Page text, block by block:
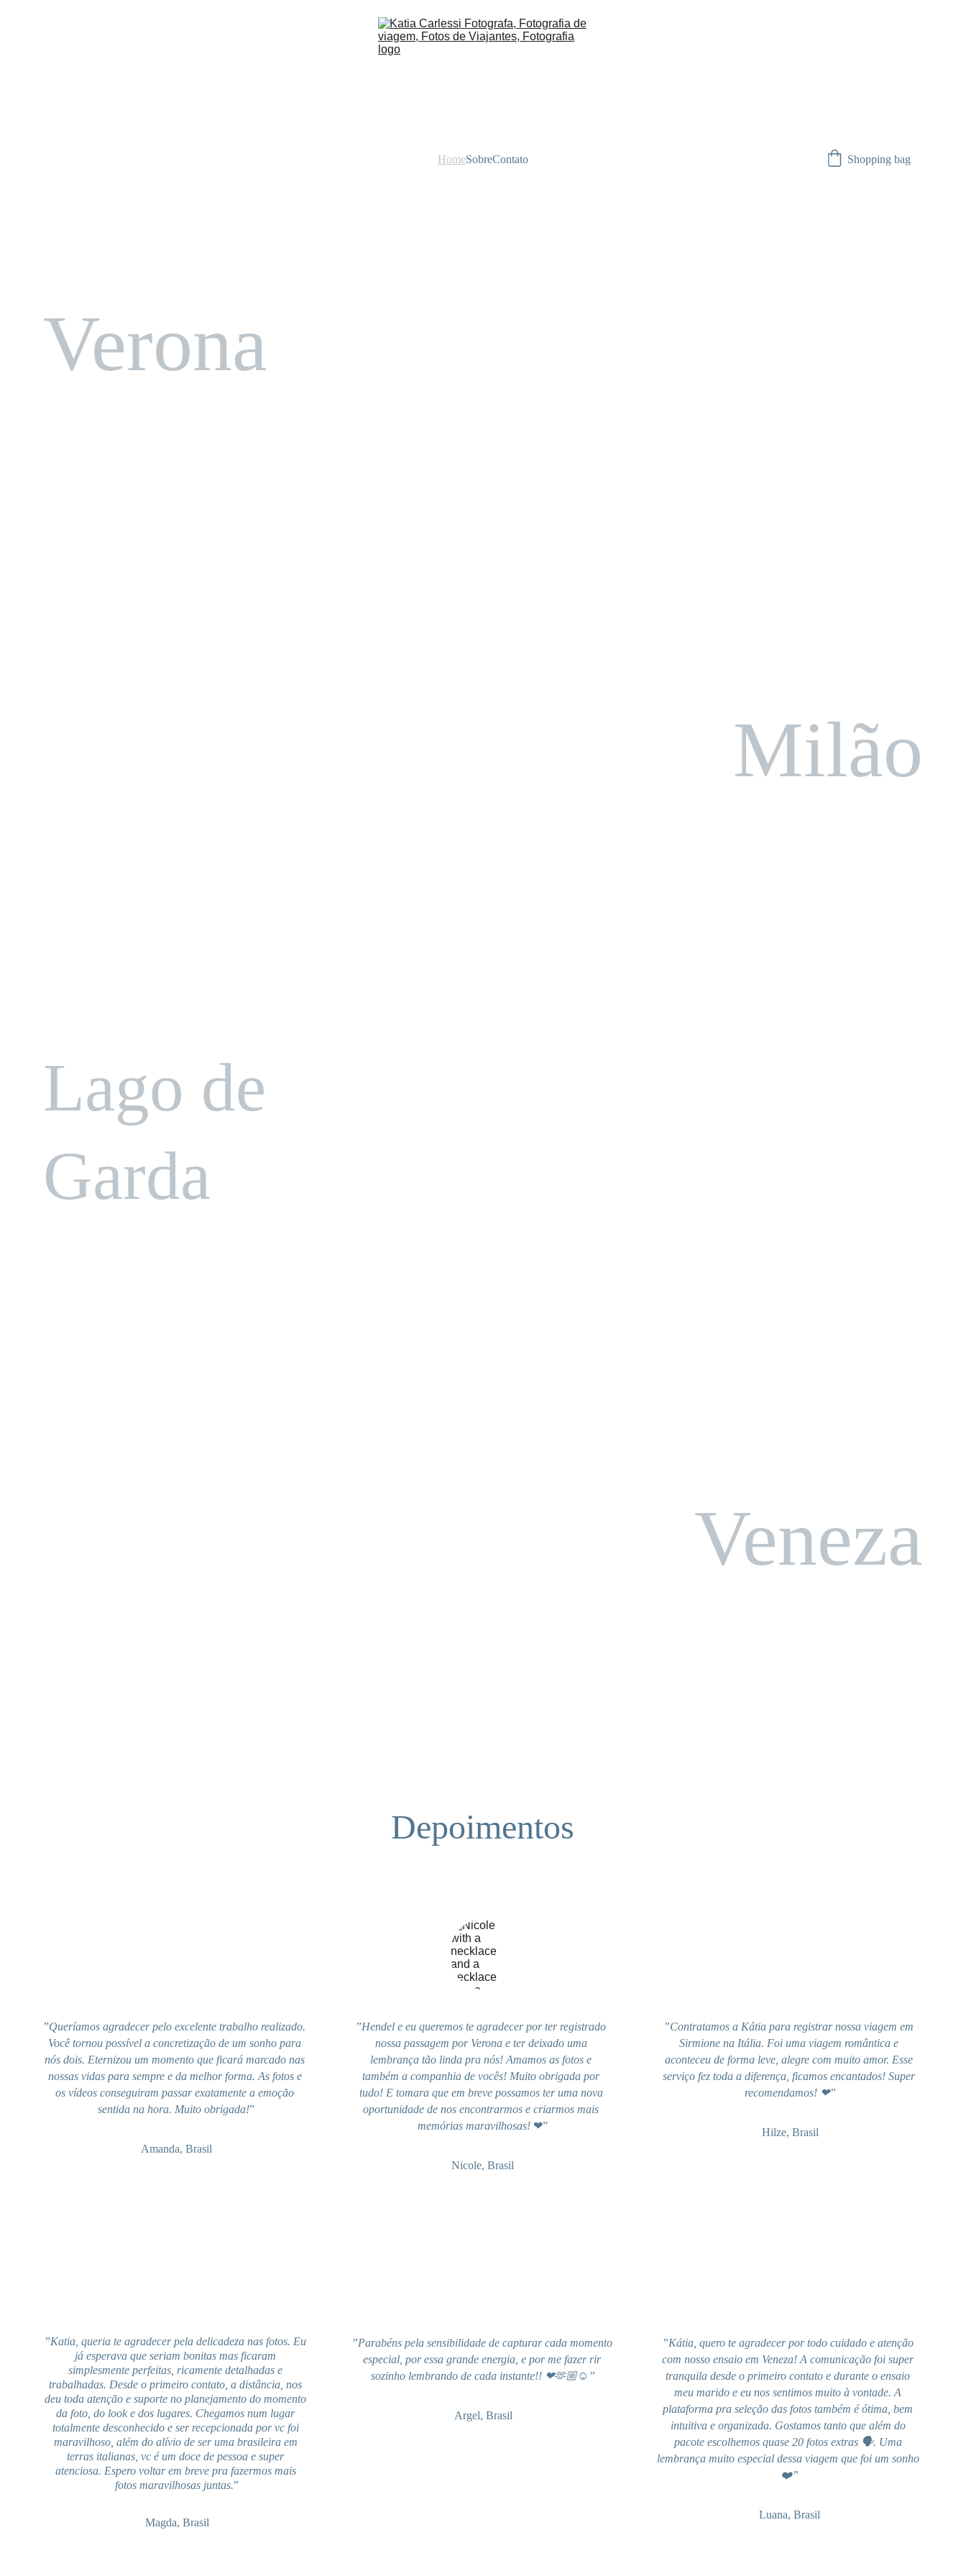
HomeSobreContato Shopping bag
Verona
Milão
Lago de
Garda
Veneza
”Hendel e eu queremos te agradecer por ter registrado
nossa passagem por Verona e ter deixado uma
lembrança tão linda pra nós! Amamos as fotos e
também a companhia de vocês! Muito obrigada por
tudo! E tomara que em breve possamos ter uma nova
oportunidade de nos encontrarmos e criarmos mais
memórias maravilhosas! ❤”
Nicole, Brasil
Depoimentos
”Queríamos agradecer pelo excelente trabalho realizado.
Você tornou possível a concretização de um sonho para
nós dois. Eternizou um momento que ficará marcado nas
nossas vidas para sempre e da melhor forma. As fotos e
os vídeos conseguiram passar exatamente a emoção
sentida na hora. Muito obrigada!”
Amanda, Brasil
”Contratamos a Kátia para registrar nossa viagem em
Sirmione na Itália. Foi uma viagem romântica e
aconteceu de forma leve, alegre com muito amor. Esse
serviço fez toda a diferença, ficamos encantados! Super
recomendamos! ❤”
Hilze, Brasil
”Kátia, quero te agradecer por todo cuidado e atenção
com nosso ensaio em Veneza! A comunicação foi super
tranquila desde o primeiro contato e durante o ensaio
meu marido e eu nos sentimos muito à vontade. A
plataforma pra seleção das fotos também é ótima, bem
intuitiva e organizada. Gostamos tanto que além do
pacote escolhemos quase 20 fotos extras 🗣. Uma
lembrança muito especial dessa viagem que foi um sonho
❤”
Luana, Brasil
”Katia, queria te agradecer pela delicadeza nas fotos. Eu
já esperava que seriam bonitas mas ficaram
simplesmente perfeitas, ricamente detalhadas e
trabalhadas. Desde o primeiro contato, a distância, nos
deu toda atenção e suporte no planejamento do momento
da foto, do look e dos lugares. Chegamos num lugar
totalmente desconhecido e ser recepcionada por vc foi
maravilhoso, além do alívio de ser uma brasileira em
terras italianas, vc é um doce de pessoa e super
atenciosa. Espero voltar em breve pra fazermos mais
fotos maravilhosas juntas.”
Magda, Brasil
”Parabéns pela sensibilidade de capturar cada momento
especial, por essa grande energia, e por me fazer rir
sozinho lembrando de cada instante!! ❤🫶🏼☺”
Argel, Brasil